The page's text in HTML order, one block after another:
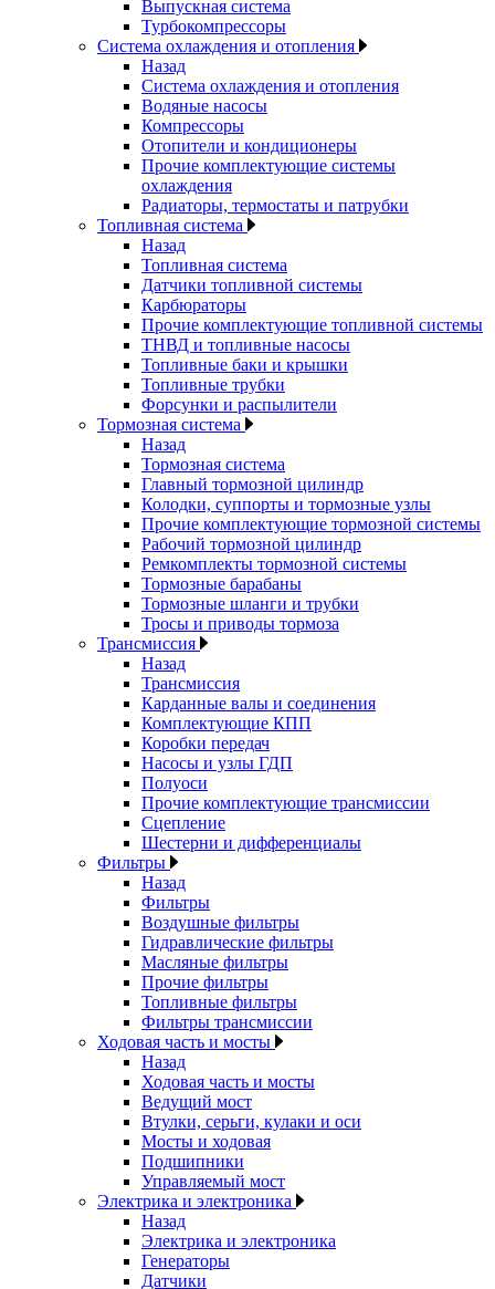
Выпускная система
Турбокомпрессоры
Система охлаждения и отопления
Назад
Система охлаждения и отопления
Водяные насосы
Компрессоры
Отопители и кондиционеры
Прочие комплектующие системы
охлаждения
Радиаторы, термостаты и патрубки
Топливная система
Назад
Топливная система
Датчики топливной системы
Карбюраторы
Прочие комплектующие топливной системы
ТНВД и топливные насосы
Топливные баки и крышки
Топливные трубки
Форсунки и распылители
Тормозная система
Назад
Тормозная система
Главный тормозной цилиндр
Колодки, суппорты и тормозные узлы
Прочие комплектующие тормозной системы
Рабочий тормозной цилиндр
Ремкомплекты тормозной системы
Тормозные барабаны
Тормозные шланги и трубки
Тросы и приводы тормоза
Трансмиссия
Назад
Трансмиссия
Карданные валы и соединения
Комплектующие КПП
Коробки передач
Насосы и узлы ГДП
Полуоси
Прочие комплектующие трансмиссии
Сцепление
Шестерни и дифференциалы
Фильтры
Назад
Фильтры
Воздушные фильтры
Гидравлические фильтры
Масляные фильтры
Прочие фильтры
Топливные фильтры
Фильтры трансмиссии
Ходовая часть и мосты
Назад
Ходовая часть и мосты
Ведущий мост
Втулки, серьги, кулаки и оси
Мосты и ходовая
Подшипники
Управляемый мост
Электрика и электроника
Назад
Электрика и электроника
Генераторы
Датчики